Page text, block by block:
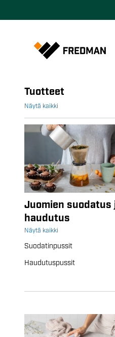
Tuotteet
Näytä kaikki
Juomien suodatus
haudutus
Näytä kaikki
Suodatinpussit
Haudutuspussit